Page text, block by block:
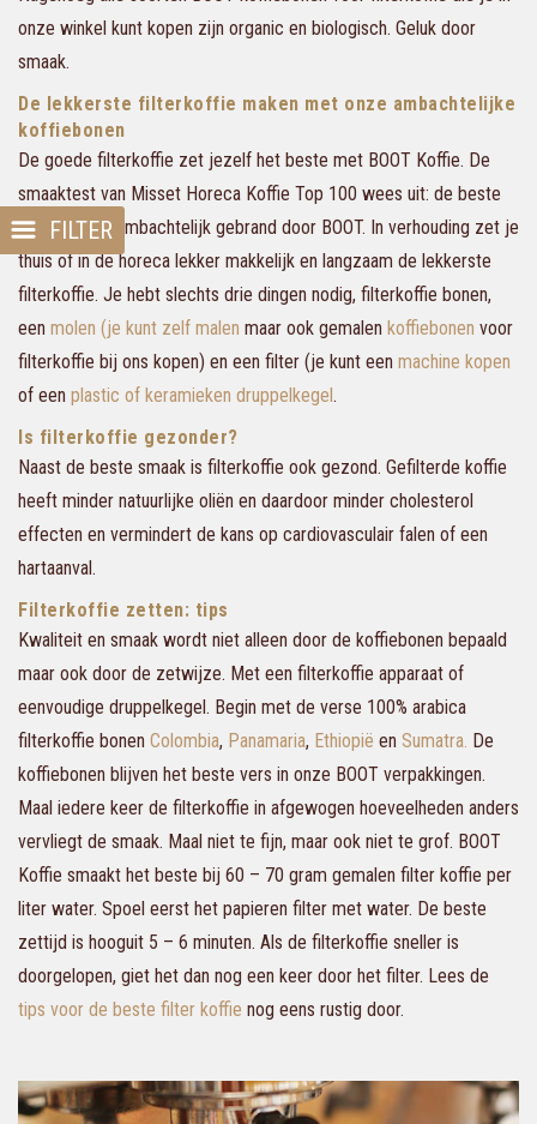
FILTER
onze winkel kunt kopen zijn organic en biologisch. Geluk door
smaak.
De lekkerste filterkoffie maken met onze ambachtelijke
koffiebonen
De goede filterkoffie zet jezelf het beste met BOOT Koffie. De
smaaktest van Misset Horeca Koffie Top 100 wees uit: de beste
filterkoffie is ambachtelijk gebrand door BOOT. In verhouding zet je
thuis of in de horeca lekker makkelijk en langzaam de lekkerste
filterkoffie. Je hebt slechts drie dingen nodig, filterkoffie bonen,
een molen (je kunt zelf malen maar ook gemalen koffiebonen voor
filterkoffie bij ons kopen) en een filter (je kunt een machine kopen
of een plastic of keramieken druppelkegel.
Is filterkoffie gezonder?
Naast de beste smaak is filterkoffie ook gezond. Gefilterde koffie
heeft minder natuurlijke oliën en daardoor minder cholesterol
effecten en vermindert de kans op cardiovasculair falen of een
hartaanval.
Filterkoffie zetten: tips
Kwaliteit en smaak wordt niet alleen door de koffiebonen bepaald
maar ook door de zetwijze. Met een filterkoffie apparaat of
eenvoudige druppelkegel. Begin met de verse 100% arabica
filterkoffie bonen Colombia, Panamaria, Ethiopië en Sumatra. De
koffiebonen blijven het beste vers in onze BOOT verpakkingen.
Maal iedere keer de filterkoffie in afgewogen hoeveelheden anders
vervliegt de smaak. Maal niet te fijn, maar ook niet te grof. BOOT
Koffie smaakt het beste bij 60 – 70 gram gemalen filter koffie per
liter water. Spoel eerst het papieren filter met water. De beste
zettijd is hooguit 5 – 6 minuten. Als de filterkoffie sneller is
doorgelopen, giet het dan nog een keer door het filter. Lees de
tips voor de beste filter koffie nog eens rustig door.